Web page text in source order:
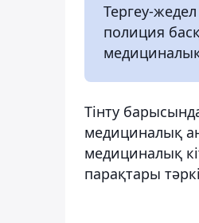
Тергеу-
полиция
Тінту
медициналық
медициналық
парақтары